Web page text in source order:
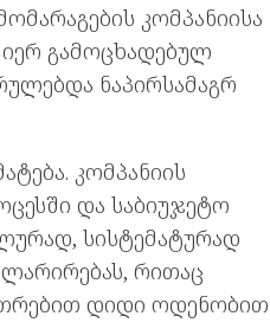
კომპანიისა
გამოცხადებულ
ნაპირსამაგრ
კომპანიის
და საბიუჯეტო
სისტემატურად
რითაც
დიდი ოდენობით